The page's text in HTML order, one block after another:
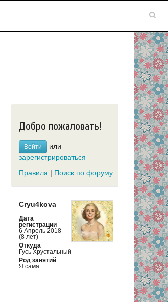
Добро пожаловать!
Войти
или
зарегистрироваться
Правила | Поиск по форуму
Сryu4kova
Дата
регистрации
6 Апрель 2018
(8 лет)
Откуда
Гусь Хрустальный
Род занятий
Я сама